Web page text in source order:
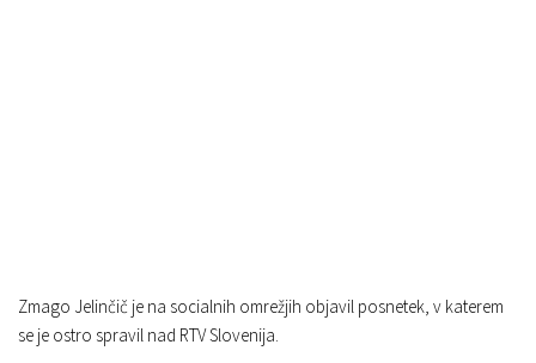
Zmago Jelinčič je na socialnih omrežjih objavil posnetek, v katerem
se je ostro spravil nad RTV Slovenija.